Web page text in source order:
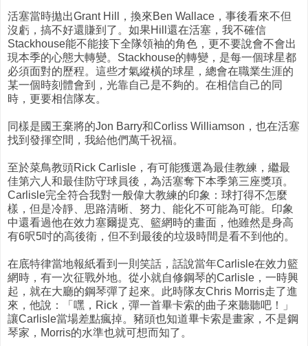
活塞當時拋出Grant Hill，換來Ben Wallace，事後看來不但
沒虧，搞不好還賺到了。如果Hill還在活塞，我不確信
Stackhouse能不能接下全隊領袖的角色，更不要說會不會出
現本季的心態大轉變。Stackhouse的轉變，是每一個球星都
必須面對的歷程。這些才氣縱橫的球星，總會在職業生涯的
某一個時刻體會到，光靠自己是不夠的。在相信自己的同
時，更要相信隊友。
同樣是國王棄將的Jon Barry和Corliss Williamson，也在活塞
找到發揮空間，我給他們萬千祝福。
至於菜鳥教頭Rick Carlisle，有可能獲選為最佳教練，繼最
佳第六人和最佳防守球員後，為活塞奪下本季第三座獎項。
Carlisle完全符合我對一般偉大教練的印象：球打得不怎麼
樣，但是冷靜、思路清晰、努力、能化不可能為可能。印象
中還看過他在效力塞爾提克、籃網時的畫面，他雖然是身高
有6呎5吋的高後衛，但不到最後的垃圾時間是看不到他的。
在底特律當地報紙看到一則笑話，話說當年Carlisle在效力籃
網時，有一次征戰外地。從小就自修鋼琴的Carlisle，一時興
起，就在大廳的鋼琴彈了起來。此時隊友Chris Morris走了進
來，他說：「嘿，Rick，彈一首畢卡索的曲子來聽聽吧！」
讓Carlisle當場差點瘋掉。豬頭也知道畢卡索是畫家，不是鋼
琴家，Morris的水準也就可想而知了。